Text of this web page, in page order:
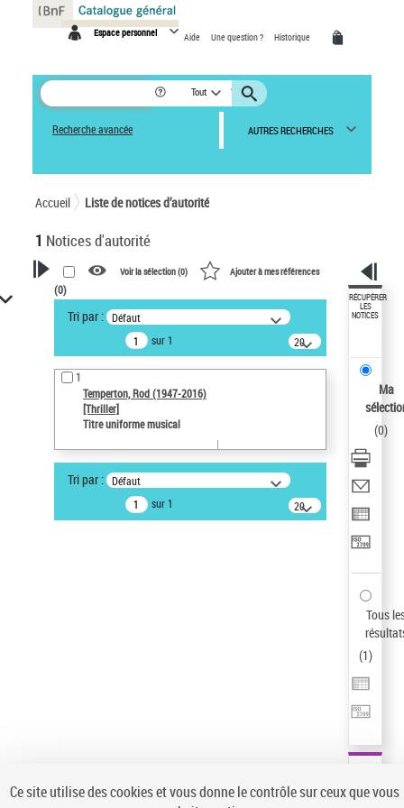
Espace personnel Aide Une question ? Historique
Tout
Recherche avancée AUTRES RECHERCHES
Accueil Liste de notices d’autorité
1 Notices d'autorité
VOTRE RECHERCHE
Recherche avancée dans les
notices d’autorité
Œuvres liées à l'auteur :
Temperton, Rod (1947-2016)
Auteur d’œuvre
ne s'applique pas
Type de notice d'autorité
Voir la sélection (0) Ajouter à mes références
(0)
Tri par : Défaut
sur 1
20
résultats/page
1
Temperton, Rod (1947-2016)
[Thriller]
Titre uniforme musical
Tri par : Défaut
sur 1
20
résultats/page
RÉCUPÉRER
LES
NOTICES
Ma
(0)
Tous
(1)
Panneau de gestion des cookies
Ce site utilise des cookies et vous donne le contrôle sur ceux que vous